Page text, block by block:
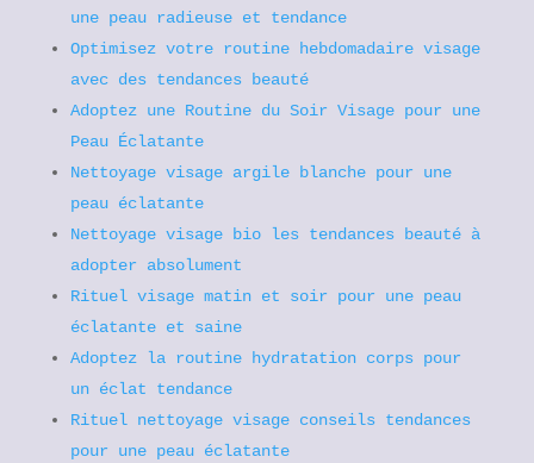
une peau radieuse et tendance
Optimisez votre routine hebdomadaire visage
avec des tendances beauté
Adoptez une Routine du Soir Visage pour une
Peau Éclatante
Nettoyage visage argile blanche pour une
peau éclatante
Nettoyage visage bio les tendances beauté à
adopter absolument
Rituel visage matin et soir pour une peau
éclatante et saine
Adoptez la routine hydratation corps pour
un éclat tendance
Rituel nettoyage visage conseils tendances
pour une peau éclatante